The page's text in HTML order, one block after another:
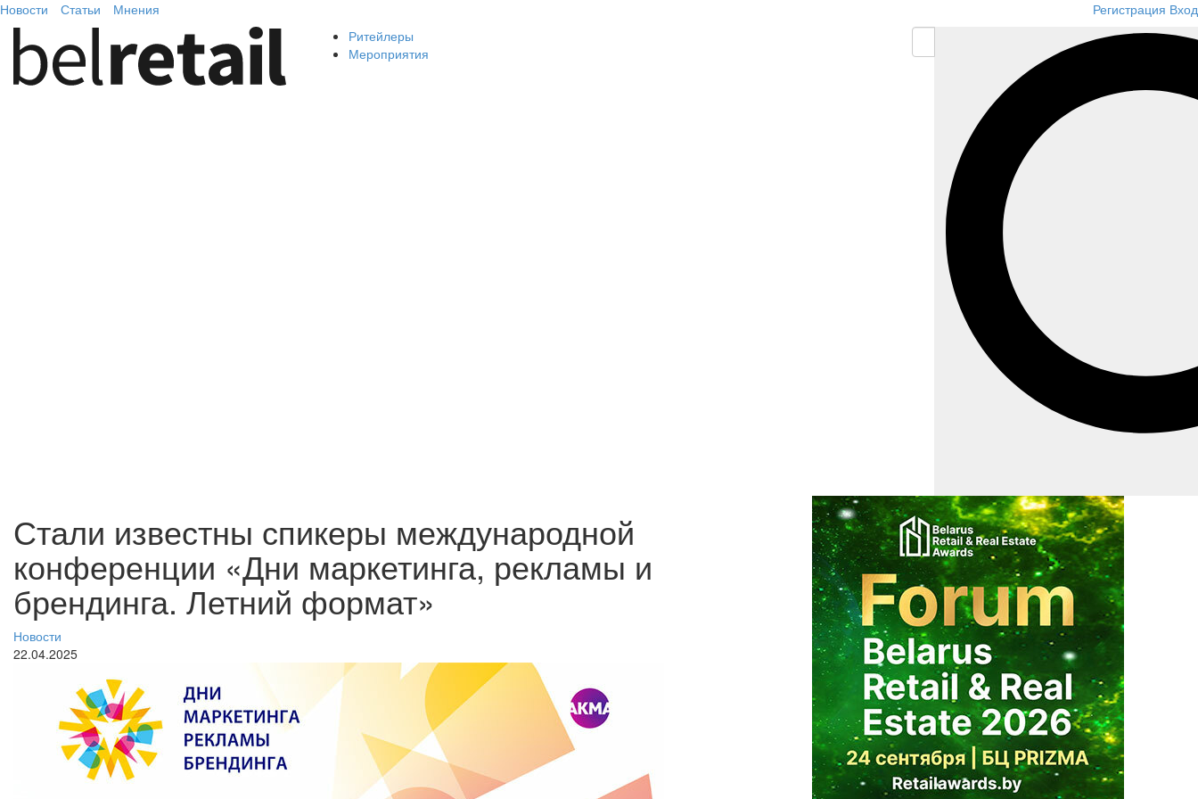
Новости Статьи Мнения Регистрация Вход
Ритейлеры
Мероприятия
Стали известны спикеры международной
конференции «Дни маркетинга, рекламы и
брендинга. Летний формат»
Новости
22.04.2025